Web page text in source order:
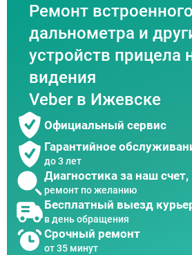
Ремонт встроенного
дальнометра и
устройств прицела
видения
Veber в Ижевске
Официальный сервис
Гарантийное
до 3 лет
Диагностика за наш счет,
ремонт по желанию
Бесплатный выезд
в день обращения
Срочный ремонт
от 35 минут